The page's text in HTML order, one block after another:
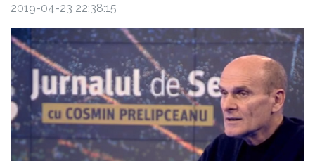
2019-04-23 22:38:15